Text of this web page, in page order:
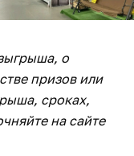
о
призов или
сроках,
на сайте